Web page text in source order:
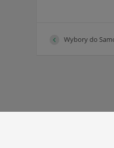
Wybory do